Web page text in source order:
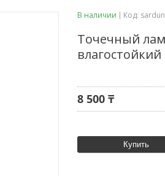
В наличии Код:
Точечный
влагостойкий
8 500 ₸
Купить